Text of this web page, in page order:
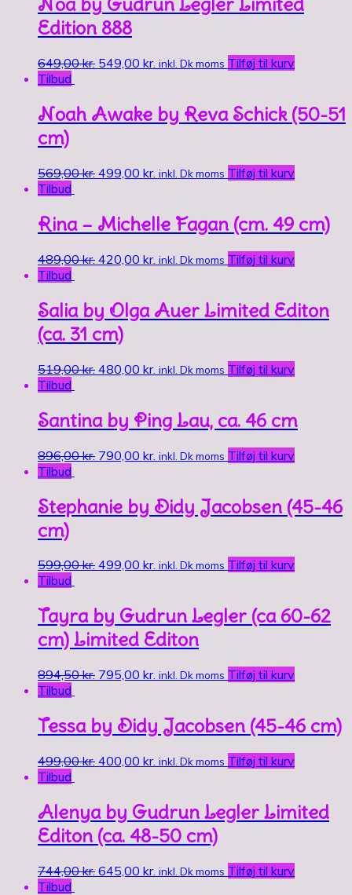
Edition 888
649,00kr. 549,00 kr. inkl. Dk moms Tilføj til kurv
Tilbud
Noah Awake by Reva Schick (50-51
cm)
569,00kr. 499,00 kr. inkl. Dk moms Tilføj til kurv
Tilbud
Rina – Michelle Fagan (cm. 49 cm)
489,00kr. 420,00 kr. inkl. Dk moms Tilføj til kurv
Tilbud
Salia by Olga Auer Limited Editon
(ca. 31 cm)
519,00kr. 480,00 kr. inkl. Dk moms Tilføj til kurv
Tilbud
Santina by Ping Lau, ca. 46 cm
896,00kr. 790,00 kr. inkl. Dk moms Tilføj til kurv
Tilbud
Stephanie by Didy Jacobsen (45-46
cm)
599,00kr. 499,00 kr. inkl. Dk moms Tilføj til kurv
Tilbud
Tayra by Gudrun Legler (ca 60-62
cm) Limited Editon
894,50kr. 795,00 kr. inkl. Dk moms Tilføj til kurv
Tilbud
Tessa by Didy Jacobsen (45-46 cm)
499,00kr. 400,00 kr. inkl. Dk moms Tilføj til kurv
Tilbud
Alenya by Gudrun Legler Limited
Editon (ca. 48-50 cm)
744,00kr. 645,00 kr. inkl. Dk moms Tilføj til kurv
Tilbud